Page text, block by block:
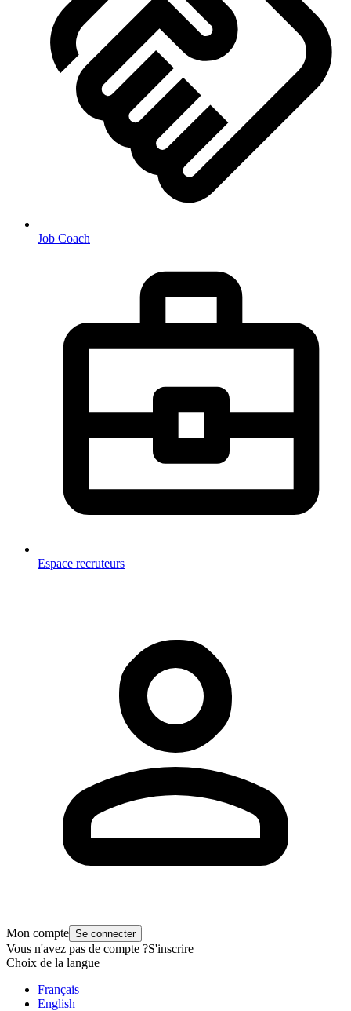
Job Coach
Espace recruteurs
Mon compte Se connecter
Vous n'avez pas de compte ?S'inscrire
Choix de la langue
Français
English